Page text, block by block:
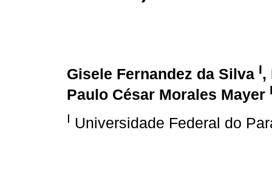
Gisele Fernandez da Silva I,
Paulo César Morales Mayer
I Universidade Federal do